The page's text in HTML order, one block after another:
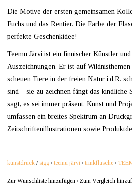
Die Motive der ersten gemeinsamen
Fuchs und das Rentier. Die Farbe der
perfekte Geschenkidee!
Teemu Järvi ist ein finnischer Künstler
Auszeichnungen. Er ist auf
scheuen Tiere in der freien Natur i.d.R.
sind – sie zu zeichnen fängt das kindliche
sagt, es sei immer präsent. Kunst und
umfassen ein breites Spektrum an
Zeitschriftenillustrationen sowie
kunstdruck / sigg /teemu järvi /trinkflasche /
Zur Wunschliste hinzufügen /Zum Vergleich